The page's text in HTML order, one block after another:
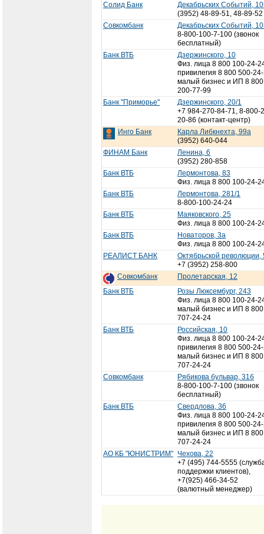
Солид Банк
Декабрьских Событий,
(3952) 48-89-51, 48-89-52
Совкомбанк
Декабрьских Событий,
8-800-100-7-100 (звонок
бесплатный)
Банк ВТБ
Дзержинского, 10
Физ. лица 8 800 100-24-
привилегия 8 800 500-
малый бизнес и ИП 8 800
200-77-99
Банк "Приморье"
Дзержинского, 20/1
+7 984-270-84-71, 8-800-
20-86 (контакт-центр)
Инго Банк
Карла Либкнехта, 99а
(3952) 640-044
ФИНАМ Банк
Ленина, 6
(3952) 280-858
Банк ВТБ
Лермонтова, 83
Физ. лица 8 800 100-24-
Банк ВТБ
Лермонтова, 281/1
8-800-100-24-24
Банк ВТБ
Маяковского, 25
Физ. лица 8 800 100-24-
Банк ВТБ
Новаторов, 3а
Физ. лица 8 800 100-24-
РЕАЛИСТ БАНК
Октябрьской революции,
+7 (3952) 258-800
Совкомбанк
Пролетарская, 12
Банк ВТБ
Розы Люксембург, 243
Физ. лица 8 800 100-24-
малый бизнес и ИП 8 800
707-24-24
Банк ВТБ
Российская, 10
Физ. лица 8 800 100-24-
привилегия 8 800 500-
малый бизнес и ИП 8 800
707-24-24
Совкомбанк
Рябикова бульвар, 31б
8-800-100-7-100 (звонок
бесплатный)
Банк ВТБ
Свердлова, 36
Физ. лица 8 800 100-24-
привилегия 8 800 500-
малый бизнес и ИП 8 800
707-24-24
АО КБ "ЮНИСТРИМ" Чехова, 22
+7 (495) 744-5555
поддержки клиентов),
+7(925) 466-34-52
(валютный менеджер)